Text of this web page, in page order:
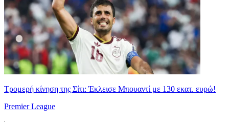
Τρομερή κίνηση της Σίτι: Έκλεισε Μπουαντί με 130 εκατ. ευρώ!
Premier League